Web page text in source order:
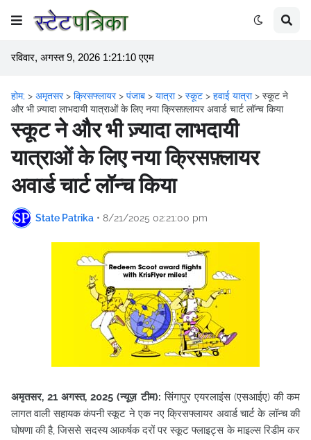
रविवार, अगस्त 9, 2026 1:21:11 एएम
होम; > अमृतसर> क्रिसफ्लायर> पंजाब > यात्रा> स्कूट > हवाई यात्रा> स्कूट ने
और भी ज़्यादा लाभदायी यात्राओं के लिए नया क्रिसफ़्लायर अवार्ड चार्ट लॉन्च किया
स्कूट ने और भी ज़्यादा लाभदायी
यात्राओं के लिए नया क्रिसफ़्लायर
अवार्ड चार्ट लॉन्च किया
State Patrika • 8/21/2025 02:21:00 pm
अमृतसर, 21 अगस्त, 2025 (न्यूज़ टीम): सिंगापुर एयरलाइंस (एसआईए) की कम
लागत वाली सहायक कंपनी स्कूट ने एक नए क्रिसफ्लायर अवार्ड चार्ट के लॉन्च की
घोषणा की है, जिससे सदस्य आकर्षक दरों पर स्कूट फ्लाइट्स के माइल्स रिडीम कर